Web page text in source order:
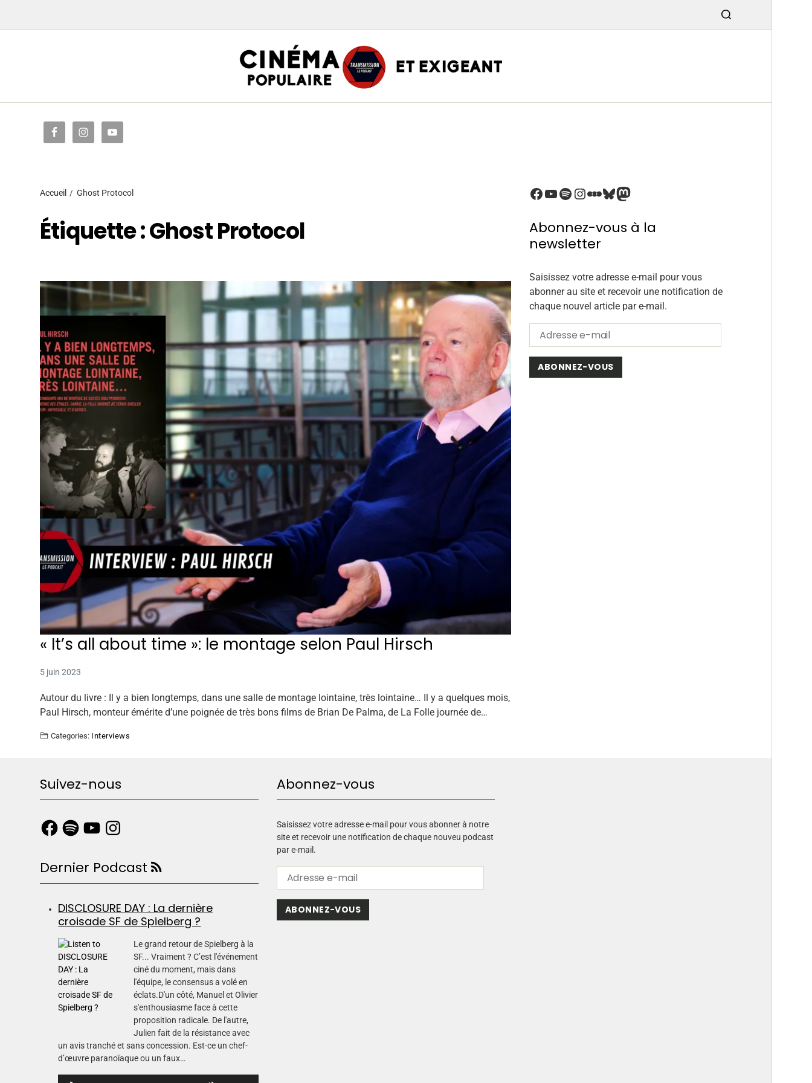
TRANSMISSIO
Accueil Ghost Protocol
Étiquette :Ghost Protocol
« It’s all about time »: le montage selon Paul Hirsch
5 juin 2023
Autour du livre : Il y a bien longtemps, dans une salle de montage lointaine, très lointaine… Il y a quelques mois,
Paul Hirsch, monteur émérite d’une poignée de très bons films de Brian De Palma, de La Folle journée de…
Categories: Interviews
Abonnez-vous à la
newsletter
Saisissez votre adresse e-mail pour vous
abonner au site et recevoir une notification de
chaque nouvel article par e-mail.
ABONNEZ-VOUS
Suivez-nous
Dernier Podcast
DISCLOSURE DAY : La dernière
croisade SF de Spielberg ?
Le grand retour de Spielberg à la
SF... Vraiment ? C’est l'événement
ciné du moment, mais dans
l'équipe, le consensus a volé en
éclats.D'un côté, Manuel et Olivier
s'enthousiasme face à cette
proposition radicale. De l'autre,
Julien fait de la résistance avec
un avis tranché et sans concession. Est-ce un chef-
d’œuvre paranoïaque ou un faux…
Abonnez-vous
Saisissez votre adresse e-mail pour vous abonner à notre
site et recevoir une notification de chaque nouveu podcast
par e-mail.
ABONNEZ-VOUS